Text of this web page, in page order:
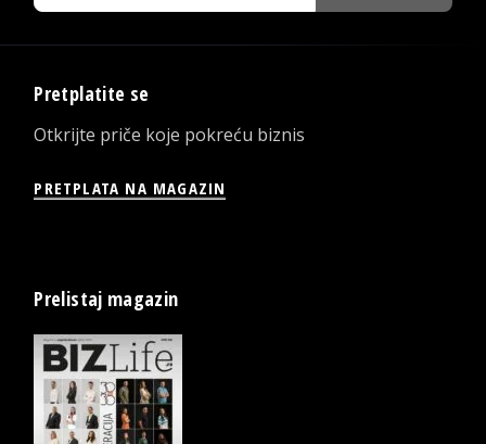
Pretplatite se
Otkrijte priče koje pokreću biznis
PRETPLATA NA MAGAZIN
Prelistaj magazin